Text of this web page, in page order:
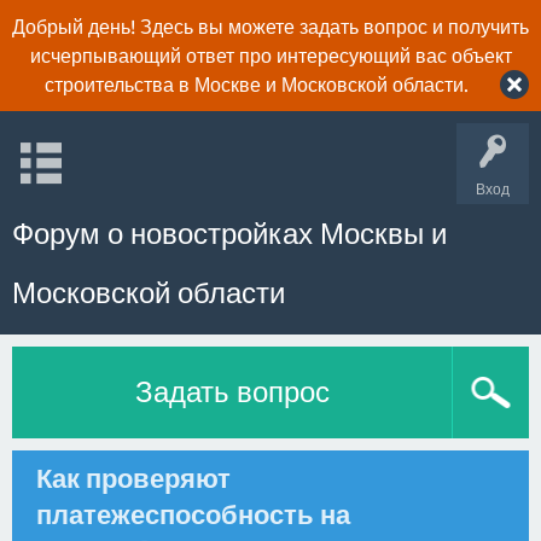
Добрый день! Здесь вы можете задать вопрос и получить
исчерпывающий ответ про интересующий вас объект
строительства в Москве и Московской области.
Вход
Форум о новостройках Москвы и
Московской области
Задать вопрос
Как проверяют
платежеспособность на